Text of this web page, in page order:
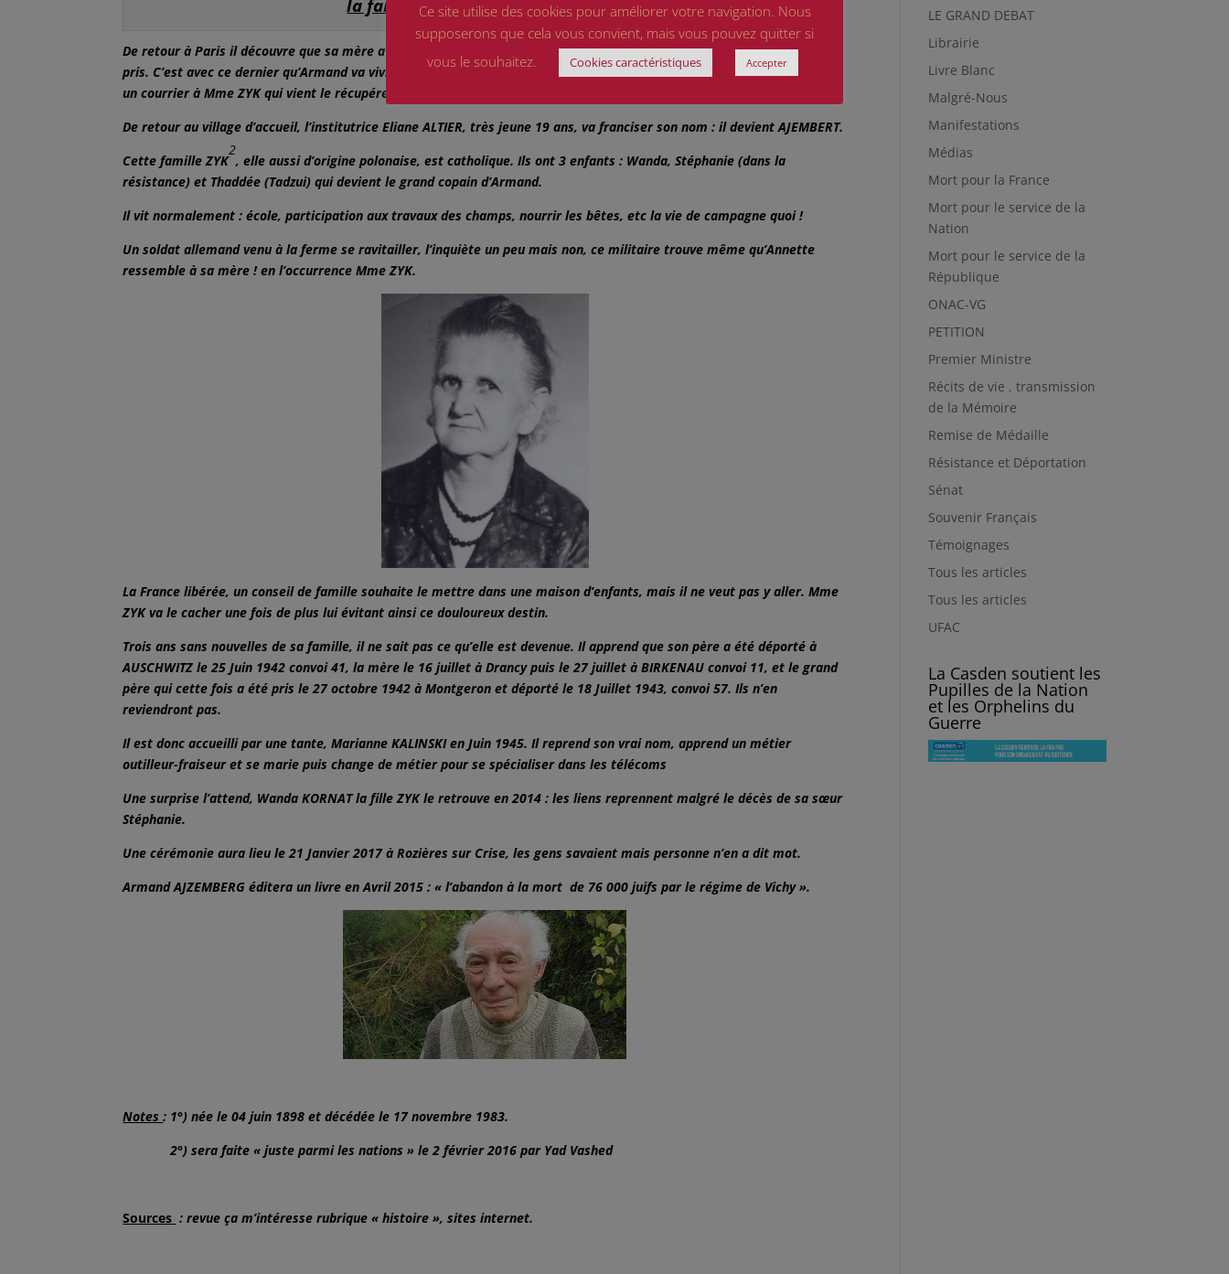
la famille ZYK dans leur jardin
De retour à Paris il découvre que sa mère a fait partie de la rafle du « Vel d’Hiv » tandis que son grand-père n’a pas été
pris. C’est avec ce dernier qu’Armand va vivre jusqu’en Octobre car le grand-père soucieux de son petit fils va adresser
un courrier à Mme ZYK qui vient le récupérer ainsi qu’une cousine Annette FUKS qui deviendra plus tard Mme GLANCE.
De retour au village d’accueil, l’institutrice Eliane ALTIER, très jeune 19 ans, va franciser son nom : il devient AJEMBERT.
Cette famille ZYK
2
, elle aussi d’origine polonaise, est catholique. Ils ont 3 enfants : Wanda, Stéphanie (dans la
résistance) et Thaddée (Tadzui) qui devient le grand copain d’Armand.
Il vit normalement : école, participation aux travaux des champs, nourrir les bêtes, etc la vie de campagne quoi !
Un soldat allemand venu à la ferme se ravitailler, l’inquiète un peu mais non, ce militaire trouve même qu’Annette
ressemble à sa mère ! en l’occurrence Mme ZYK.
La France libérée, un conseil de famille souhaite le mettre dans une maison d’enfants, mais il ne veut pas y aller. Mme
ZYK va le cacher une fois de plus lui évitant ainsi ce douloureux destin.
Trois ans sans nouvelles de sa famille, il ne sait pas ce qu’elle est devenue. Il apprend que son père a été déporté à
AUSCHWITZ le 25 Juin 1942 convoi 41, la mère le 16 juillet à Drancy puis le 27 juillet à BIRKENAU convoi 11, et le grand
père qui cette fois a été pris le 27 octobre 1942 à Montgeron et déporté le 18 Juillet 1943, convoi 57. Ils n’en
reviendront pas.
Il est donc accueilli par une tante, Marianne KALINSKI en Juin 1945. Il reprend son vrai nom, apprend un métier
outilleur-fraiseur et se marie puis change de métier pour se spécialiser dans les télécoms
Une surprise l’attend, Wanda KORNAT la fille ZYK le retrouve en 2014 : les liens reprennent malgré le décès de sa sœur
Stéphanie.
Une cérémonie aura lieu le 21 Janvier 2017 à Rozières sur Crise, les gens savaient mais personne n’en a dit mot.
Armand AJZEMBERG éditera un livre en Avril 2015 : « l’abandon à la mort de 76 000 juifs par le régime de Vichy ».
Notes: 1°) née le 04 juin 1898 et décédée le 17 novembre 1983.
2°) sera faite « juste parmi les nations » le 2 février 2016 par Yad Vashed
Sources : revue ça m’intéresse rubrique « histoire », sites internet.
LE GRAND DEBAT
Librairie
Livre Blanc
Malgré-Nous
Manifestations
Médias
Mort pour la France
Mort pour le service de la
Nation
Mort pour le service de la
République
ONAC-VG
PETITION
Premier Ministre
Récits de vie , transmission
de la Mémoire
Remise de Médaille
Résistance et Déportation
Sénat
Souvenir Français
Témoignages
Tous les articles
Tous les articles
UFAC
La Casden soutient les
Pupilles de la Nation
et les Orphelins du
Guerre
Ce site utilise des cookies pour améliorer votre navigation. Nous
supposerons que cela vous convient, mais vous pouvez quitter si
vous le souhaitez.
Cookies caractéristiques Accepter